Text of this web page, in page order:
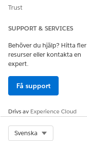
Trust
SUPPORT & SERVICES
Behöver du hjälp? Hitta fler
resurser eller kontakta en
expert.
Få support
Drivs av Experience Cloud
Svenska